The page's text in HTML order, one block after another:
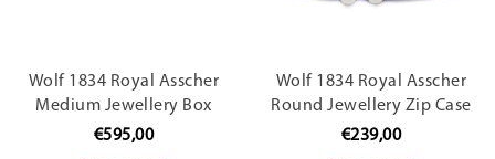
Wolf 1834 Royal Asscher
Medium Jewellery Box
394001
€595,00
Wolf 1834 Royal Asscher
Round Jewellery Zip Case
394002
€239,00